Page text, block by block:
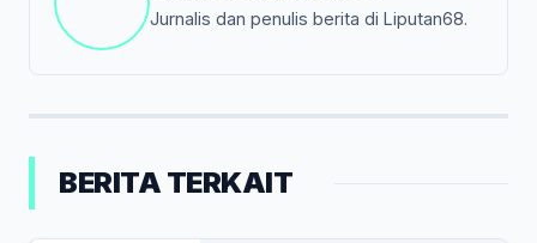
Jurnalis dan penulis berita di Liputan68.
BERITA TERKAIT